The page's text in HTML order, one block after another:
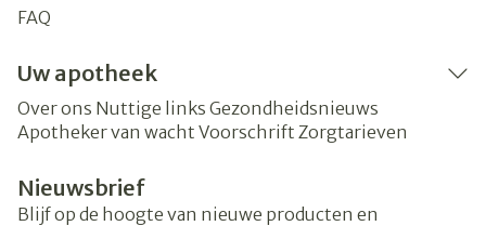
FAQ
Uw apotheek
Over ons Nuttige links Gezondheidsnieuws
Apotheker van wacht Voorschrift Zorgtarieven
Nieuwsbrief
Blijf op de hoogte van nieuwe producten en